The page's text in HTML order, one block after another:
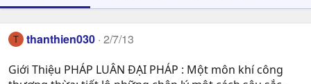
T thanthien030 2/7/13
Giới Thiệu PHÁP LUÂN ĐẠI PHÁP : Một môn khí công